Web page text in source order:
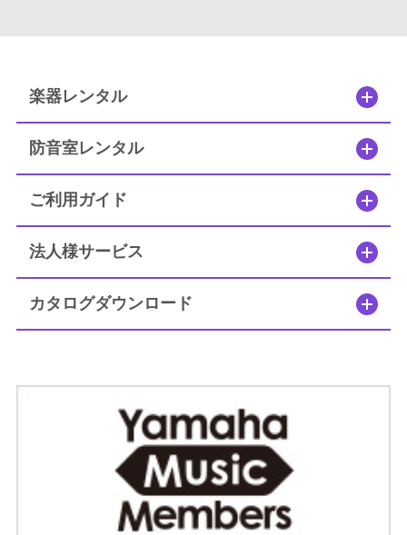
セフィーネNS MCプラン
簡易防音室 DIY.M
よくあるご質問
お電話でのお問い合わせ
0120-381-808
（土・日・祝日を除く）
（株）ヤマハミュージックジャパン レンタル・リース課
メールでのお問い合わせ
メールフォーム
楽器レンタル
防音室レンタル
ご利用ガイド
法人様サービス
カタログダウンロード